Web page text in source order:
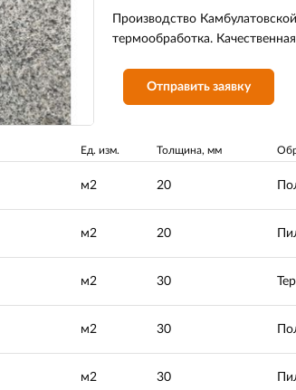
Производство
термообработка.
Отправить заявку
Ед. изм. Толщина, мм
м2 20
м2 20
м2 30
м2 30
м2 30